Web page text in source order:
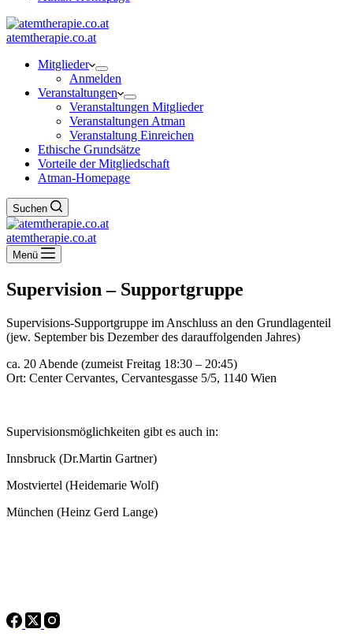
atemtherapie.co.at
Mitglieder
Anmelden
Veranstaltungen
Veranstaltungen Mitglieder
Veranstaltungen Atman
Veranstaltung Einreichen
Ethische Grundsätze
Vorteile der Mitgliedschaft
Atman-Homepage
Suchen
atemtherapie.co.at
Menü
Supervision – Supportgruppe
Supervisions-Supportgruppe im Anschluss an den Grundlagenteil
(jew. September bis Dezember des darauffolgenden Jahres)
ca. 20 Abende (zumeist Freitag 18:30 – 20:45)
Ort: Center Cervantes, Cervantesgasse 5/5, 1140 Wien
Supervisionsmöglichkeiten gibt es auch in:
Innsbruck (Dr.Martin Gartner)
Mostviertel (Heidemarie Wolf)
München (Heinz Gerd Lange)